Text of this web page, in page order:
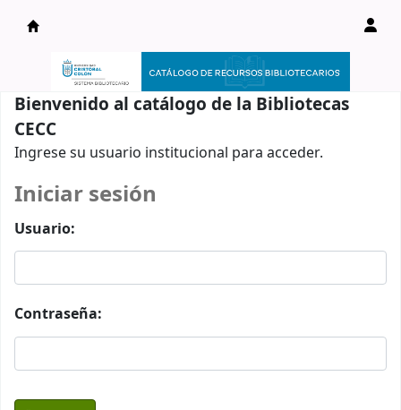
Catálogo en línea
Bienvenido al catálogo de la Bibliotecas
CECC
Ingrese su usuario institucional para acceder.
Iniciar sesión
Usuario:
Contraseña: